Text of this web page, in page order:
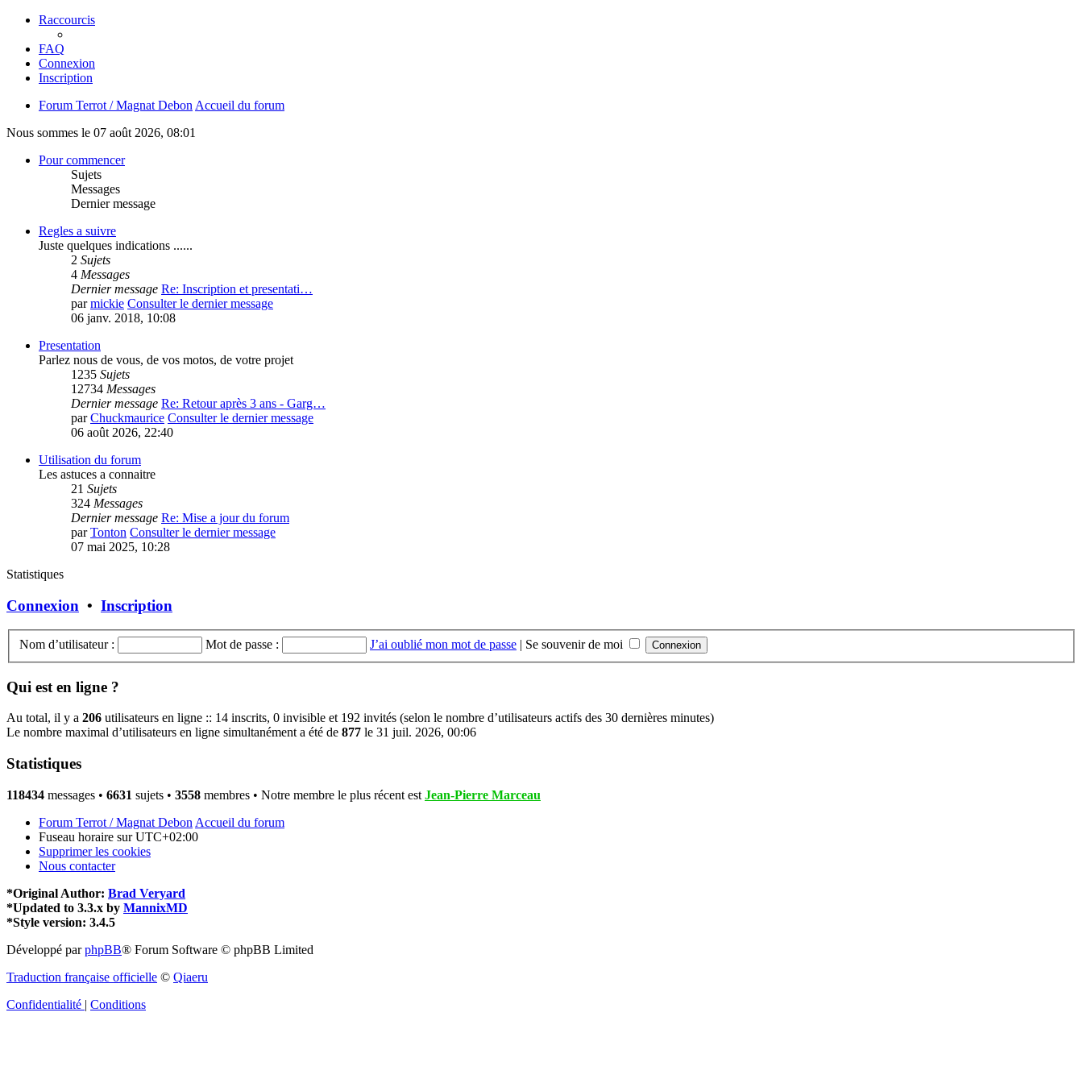
Raccourcis
FAQ
Connexion
Inscription
Forum Terrot / Magnat Debon Accueil du forum
Nous sommes le 07 août 2026, 08:01
Pour commencer
Sujets
Messages
Dernier message
Regles a suivre
Juste quelques indications ......
2 Sujets
4 Messages
Dernier message Re: Inscription et presentati…
parmickie Consulter le dernier message
06 janv. 2018, 10:08
Presentation
Parlez nous de vous, de vos motos, de votre projet
1235 Sujets
12734 Messages
Dernier message Re: Retour après 3 ans - Garg…
parChuckmaurice Consulter le dernier message
06 août 2026, 22:40
Utilisation du forum
Les astuces a connaitre
21 Sujets
324 Messages
Dernier message Re: Mise a jour du forum
parTonton Consulter le dernier message
07 mai 2025, 10:28
Statistiques
Connexion • Inscription
Nom d’utilisateur : Mot de passe : J’ai oublié mon mot de passe | Se souvenir de moi
Qui est en ligne ?
Au total, il y a 206 utilisateurs en ligne :: 14 inscrits, 0 invisible et 192 invités (selon le nombre d’utilisateurs actifs des 30 dernières minutes)
Le nombre maximal d’utilisateurs en ligne simultanément a été de 877 le 31 juil. 2026, 00:06
Statistiques
118434 messages • 6631 sujets • 3558 membres • Notre membre le plus récent est Jean-Pierre Marceau
Forum Terrot / Magnat Debon Accueil du forum
Fuseau horaire surUTC+02:00
Supprimer les cookies
Nous contacter
*Original Author: Brad Veryard
*Updated to 3.3.x by MannixMD
*Style version: 3.4.5
Développé parphpBB® Forum Software © phpBB Limited
Traduction française officielle © Qiaeru
Confidentialité | Conditions